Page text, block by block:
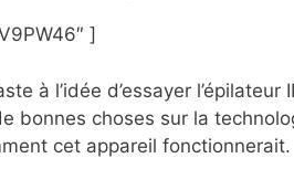
]
à l’idée d’essayer l’épilateur
bonnes choses sur la
cet appareil fonctionnerait.